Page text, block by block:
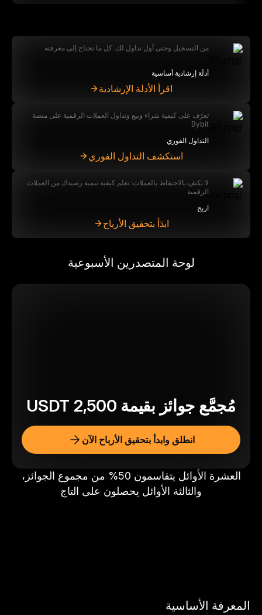
من التسجيل وحتى أول تداول لك: كل ما تحتاج إلى معرفته
أدلَّة إرشادية أساسية
اقرأ الأدلة الإرشادية
تعرّف على كيفية شراء وبيع وتداول العملات الرقمية على منصة
Bybit
التداول الفوري
استكشف التداول الفوري
لا تكتفِ بالاحتفاظ بالعملات: تعلم كيفية تنمية رصيدك من العملات
الرقمية
اربح
ابدَأ بتحقيق الأرباح
لوحة المتصدرين الأسبوعية
العشرة الأوائل يتقاسمون 50% من مجموع الجوائز،
والثالثة الأوائل يحصلون على التاج
مُجمَّع جوائز بقيمة 2,500
USDT
انطلق وابدأ بتحقيق الأرباح الآن
المعرفة الأساسية